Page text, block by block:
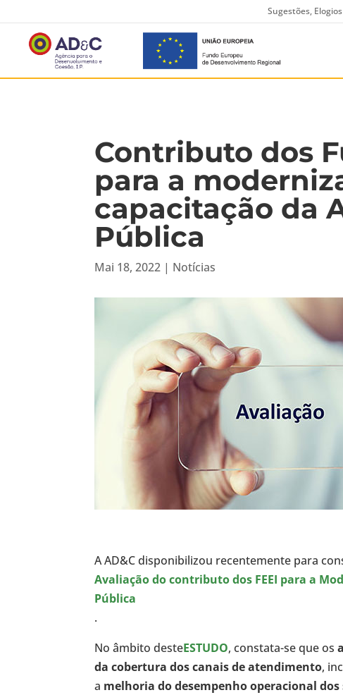
Sugestões,
Contributo dos
para a
capacitação da
Pública
Mai 18, 2022 | Notícias
A AD&C disponibilizou recentemente para
Avaliação do contributo dos FEEI para a
Pública
.
No âmbito desteESTUDO, constata-se que os
da cobertura dos canais de atendimento,
a melhoria do desempenho operacional dos